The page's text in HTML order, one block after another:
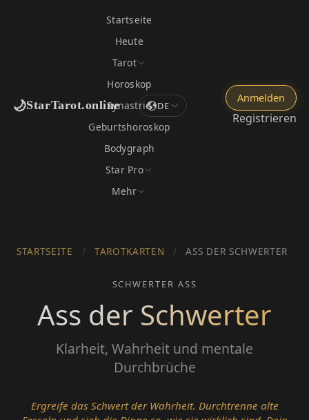
🌙StarTarot.online
Startseite
Heute
Tarot
Horoskop
Synastrie
Geburtshoroskop
Bodygraph
Star Pro
Mehr
DE
Anmelden
Registrieren
STARTSEITE / TAROTKARTEN / ASS DER SCHWERTER
SCHWERTER ASS
Ass der Schwerter
Klarheit, Wahrheit und mentale
Durchbrüche
Ergreife das Schwert der Wahrheit. Durchtrenne alte